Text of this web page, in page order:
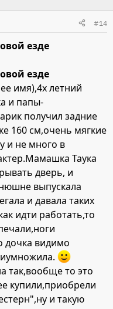
#14
езде
езде
имя),4х летний
и папы-
получил задние
160 см,очень мягкие
и не много в
Таука
дверь, и
выпускала
и давала таких
идти работать,то
дочка видимо
так,вообще то это
купили,приобрели
и такую